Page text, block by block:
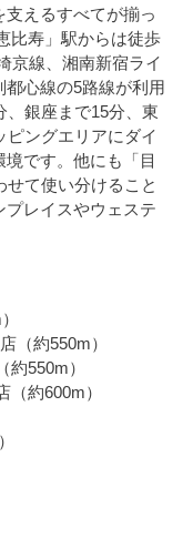
えるすべてが揃っ
比寿」駅からは徒歩
京線、湘南新宿ライ
心線の5路線が利用
、銀座まで15分、東
ピングエリアにダイ
です。他にも「目
て使い分けること
レイスやウェステ
（約550m）
約550m）
（約600m）